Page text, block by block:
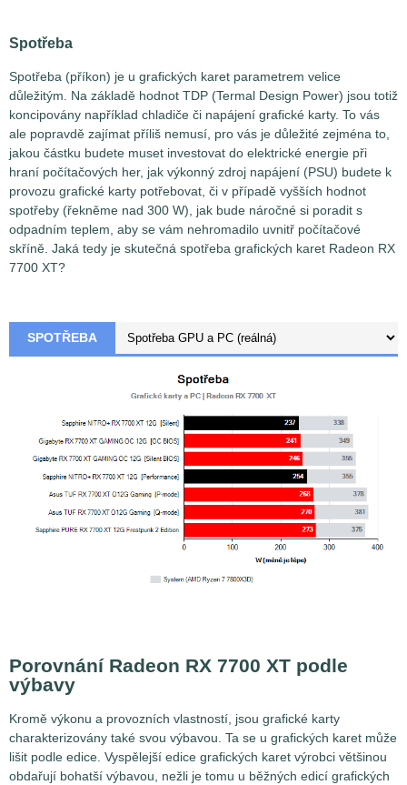
Spotřeba
Spotřeba (příkon) je u grafických karet parametrem velice
důležitým. Na základě hodnot TDP (Termal Design Power) jsou totiž
koncipovány například chladiče či napájení grafické karty. To vás
ale popravdě zajímat příliš nemusí, pro vás je důležité zejména to,
jakou částku budete muset investovat do elektrické energie při
hraní počítačových her, jak výkonný zdroj napájení (PSU) budete k
provozu grafické karty potřebovat, či v případě vyšších hodnot
spotřeby (řekněme nad 300 W), jak bude náročné si poradit s
odpadním teplem, aby se vám nehromadilo uvnitř počítačové
skříně. Jaká tedy je skutečná spotřeba grafických karet Radeon RX
7700 XT?
SPOTŘEBA
Porovnání Radeon RX 7700 XT podle
výbavy
Kromě výkonu a provozních vlastností, jsou grafické karty
charakterizovány také svou výbavou. Ta se u grafických karet může
lišit podle edice. Vyspělejší edice grafických karet výrobci většinou
obdařují bohatší výbavou, nežli je tomu u běžných edicí grafických